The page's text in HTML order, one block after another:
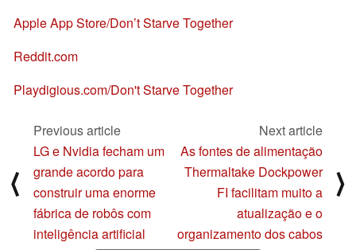
Apple App Store/Don’t Starve Together
Reddit.com
Playdigious.com/Don't Starve Together
⟨
Previous article
LG e Nvidia fecham um
grande acordo para
construir uma enorme
fábrica de robôs com
inteligência artificial
Next article
As fontes de alimentação
Thermaltake Dockpower
FI facilitam muito a
atualização e o
organizamento dos cabos
⟩